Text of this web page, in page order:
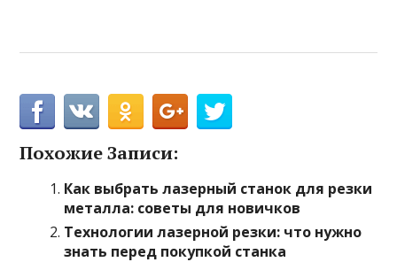
Похожие Записи:
Как выбрать лазерный станок для резки
металла: советы для новичков
Технологии лазерной резки: что нужно
знать перед покупкой станка